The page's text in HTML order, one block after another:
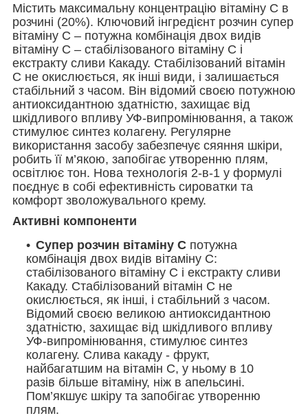
Містить максимальну концентрацію вітаміну С в
розчині (20%). Ключовий інгредієнт розчин супер
вітаміну С – потужна комбінація двох видів
вітаміну С – стабілізованого вітаміну С і
екстракту сливи Какаду. Стабілізований вітамін
С не окислюється, як інші види, і залишається
стабільний з часом. Він відомий своєю потужною
антиоксидантною здатністю, захищає від
шкідливого впливу УФ-випромінювання, а також
стимулює синтез колагену. Регулярне
використання засобу забезпечує сяяння шкіри,
робить її м’якою, запобігає утворенню плям,
освітлює тон. Нова технологія 2-в-1 у формулі
поєднує в собі ефективність сироватки та
комфорт зволожувального крему.
Активні компоненти
Супер розчин вітаміну С потужна
комбінація двох видів вітаміну С:
стабілізованого вітаміну С і екстракту сливи
Какаду. Стабілізований вітамін С не
окислюється, як інші, і стабільний з часом.
Відомий своєю великою антиоксидантною
здатністю, захищає від шкідливого впливу
УФ-випромінювання, стимулює синтез
колагену. Слива какаду - фрукт,
найбагатшим на вітамін С, у ньому в 10
разів більше вітаміну, ніж в апельсині.
Пом’якшує шкіру та запобігає утворенню
плям.